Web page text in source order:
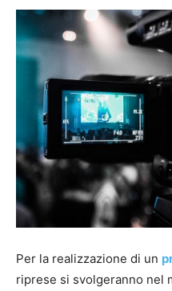
Per la realizzazione di un
riprese si svolgeranno nel